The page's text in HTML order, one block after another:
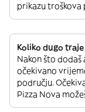
prikazu troškova
Koliko dugo
Nakon što
očekivano
području.
Pizza Nova